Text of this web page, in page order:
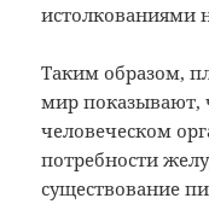
истолкованиями
Таким образом,
мир показывают,
человеческом
потребности
существование